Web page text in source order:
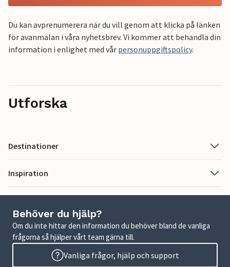
Du kan avprenumerera när du vill genom att klicka på länken
för avanmälan i våra nyhetsbrev. Vi kommer att behandla din
information i enlighet med vår personuppgiftspolicy.
Utforska
Destinationer
Inspiration
Behöver du hjälp?
Om du inte hittar den information du behöver bland de vanliga
frågorna så hjälper vårt team gärna till.
Vanliga frågor, hjälp och support